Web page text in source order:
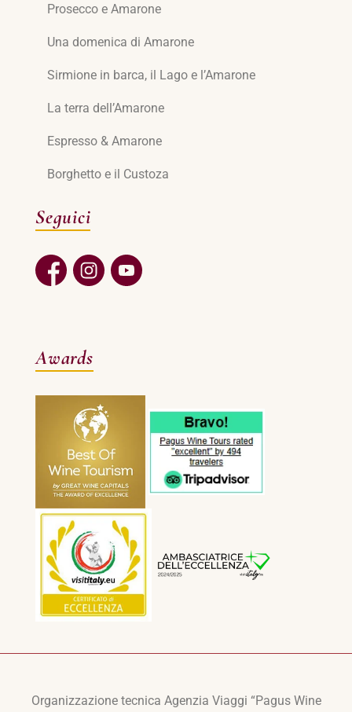
Prosecco e Amarone
Una domenica di Amarone
Sirmione in barca, il Lago e l’Amarone
La terra dell’Amarone
Espresso & Amarone
Borghetto e il Custoza
Seguici
Awards
Organizzazione tecnica Agenzia Viaggi “Pagus Wine